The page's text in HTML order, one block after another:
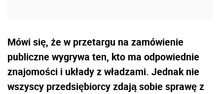
Mówi się, że w przetargu na zamówienie
publiczne wygrywa ten, kto ma odpowiednie
znajomości i układy z władzami. Jednak nie
wszyscy przedsiębiorcy zdają sobie sprawę z